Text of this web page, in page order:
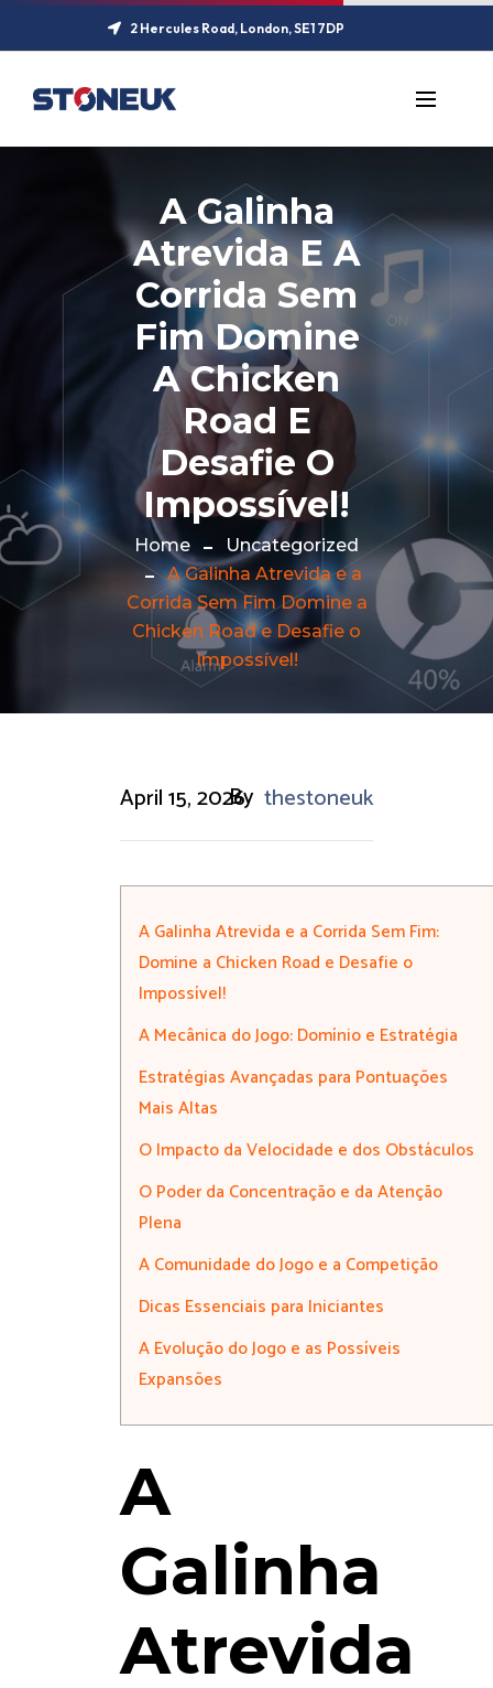
2 Hercules Road, London, SE1 7DP
A Galinha
Atrevida E A
Corrida Sem
Fim Domine
A Chicken
Road E
Desafie O
Impossível!
Home
Uncategorized
A Galinha Atrevida e a
Corrida Sem Fim Domine a
Chicken Road e Desafie o
Impossível!
April 15, 2026
By thestoneuk
A Galinha Atrevida e a Corrida Sem Fim:
Domine a Chicken Road e Desafie o
Impossível!
A Mecânica do Jogo: Domínio e Estratégia
Estratégias Avançadas para Pontuações
Mais Altas
O Impacto da Velocidade e dos Obstáculos
O Poder da Concentração e da Atenção
Plena
A Comunidade do Jogo e a Competição
Dicas Essenciais para Iniciantes
A Evolução do Jogo e as Possíveis
Expansões
A
Galinha
Atrevida